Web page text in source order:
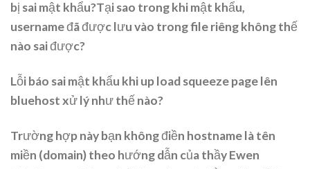
bị sai mật khẩu?Tại sao trong khi mật khẩu,
username đã được lưu vào trong file riêng không thế
nào sai được?
Lỗi báo sai mật khẩu khi up load squeeze page lên
bluehost xử lý như thế nào?
Trường hợp này bạn không điền hostname là tên
miền (domain) theo hướng dẫn của thầy Ewen